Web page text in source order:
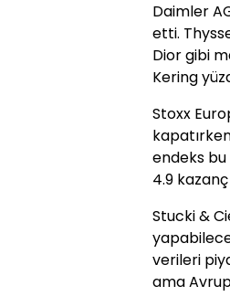
Daimler
etti.
Dior gibi
Kering
Stoxx
endeks
4.9
Stucki &
verileri
ama